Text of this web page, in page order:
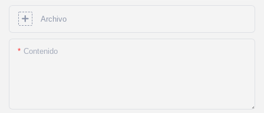
Archivo
Contenido